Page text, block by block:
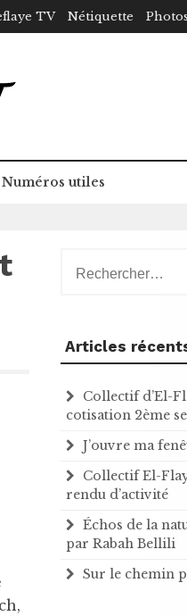
TV Nétiquette Photos
Numéros utiles
Articles
Collectif d’El-
cotisation 2ème
J’ouvre ma
Collectif El-
rendu d’activité
Échos de la
par Rabah Bellili
Sur le chemin